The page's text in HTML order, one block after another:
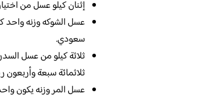
إثنان كيلو عسل من
عسل الشوكه وزنه
سعودي.
ثلاثة كيلو من عسل
ثلاثمائة سبعة
عسل المر وزنه يكون